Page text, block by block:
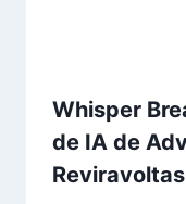
Whisper
de IA de
Reviravoltas